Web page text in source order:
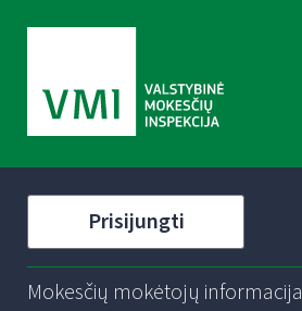
Prisijungti
Mokesčių mokėtojų informacija